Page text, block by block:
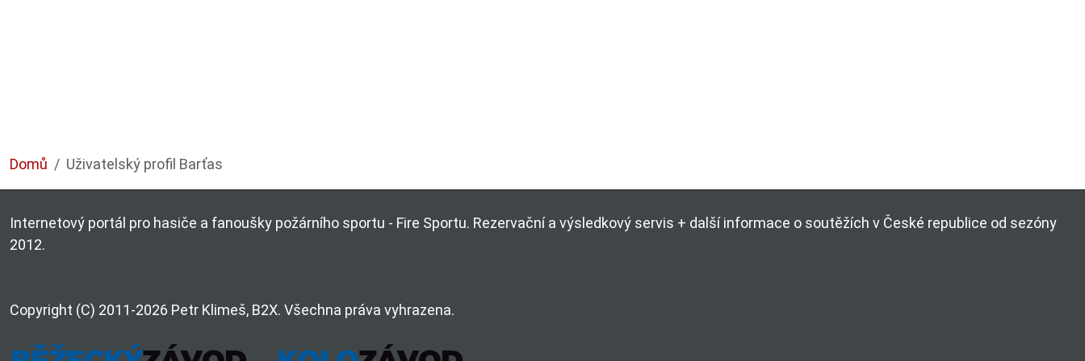
Domů Uživatelský profil Barťas
Internetový portál pro hasiče a fanoušky požárního sportu - Fire Sportu. Rezervační a výsledkový servis + další informace o soutěžích v České republice od sezóny
2012.
Copyright (C) 2011-2026 Petr Klimeš, B2X. Všechna práva vyhrazena.